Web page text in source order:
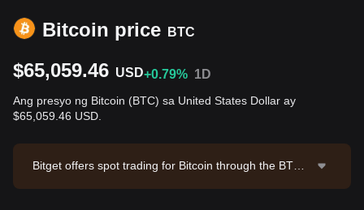
Bitcoin price BTC
$65,059.46 USD+0.79% 1D
Ang presyo ng Bitcoin (BTC) sa United States Dollar ay
$65,059.46 USD.
Bitget offers spot trading for Bitcoin through the BTC/